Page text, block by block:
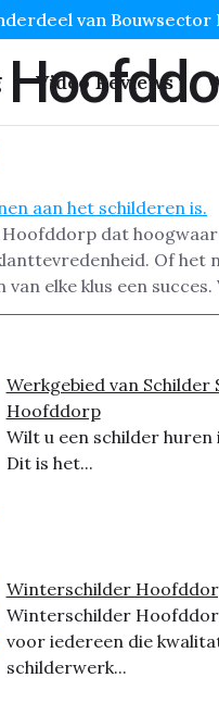
van Bouwsector
Video Reviews
dat
Of het
elke klus een succes.
Werkgebied van Schilder
Hoofddorp
Wilt u een schilder
Dit is het...
Winterschilder
Winterschilder
voor iedereen die
schilderwerk...